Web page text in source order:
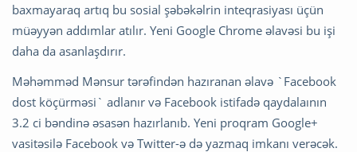
baxmayaraq artıq bu sosial şəbəkəlrin inteqrasiyası üçün
müəyyən addımlar atılır. Yeni Google Chrome əlavəsi bu işi
daha da asanlaşdırır.
Məhəmməd Mənsur tərəfindən hazıranan əlavə `Facebook
dost köçürməsi` adlanır və Facebook istifadə qaydalaının
3.2 ci bəndinə əsasən hazırlanıb. Yeni proqram Google+
vasitəsilə Facebook və Twitter-ə də yazmaq imkanı verəcək.